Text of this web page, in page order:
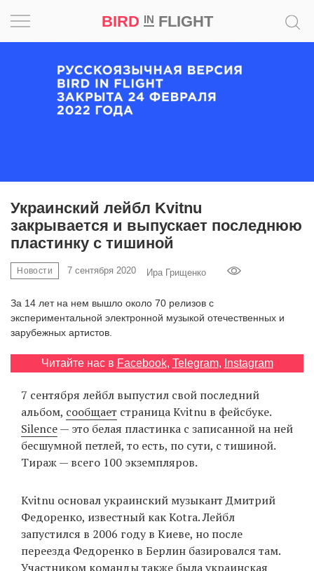
BIRD INFLIGHT
Украинский лейбл Kvitnu
закрывается и выпускает последнюю
пластинку с тишиной
Новости 7 сентября 2020 Ира Грищенко
За 14 лет на нем вышло около 70 релизов с
экспериментальной электронной музыкой отечественных и
зарубежных артистов.
Читайте нас в Facebook, Telegram, Instagram
7 сентября лейбл выпустил свой последний
альбом, сообщает страница Kvitnu в фейсбуке.
Silence— это белая пластинка с записанной на ней
бесшумной петлей, то есть, по сути, с тишиной.
Тираж — всего 100 экземпляров.
Kvitnu основал украинский музыкант Дмитрий
Федоренко, известный как Kotra. Лейбл
запустился в 2006 году в Киеве, но после
переезда Федоренко в Берлин базировался там.
Участником команды также была украинская